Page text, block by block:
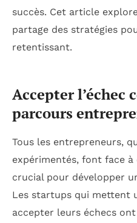
succès. Cet article
partage des stratégies
retentissant.
Accepter l’échec
parcours
Tous les entrepreneurs,
expérimentés, font face
crucial pour développer
Les startups qui mettent
accepter leurs échecs